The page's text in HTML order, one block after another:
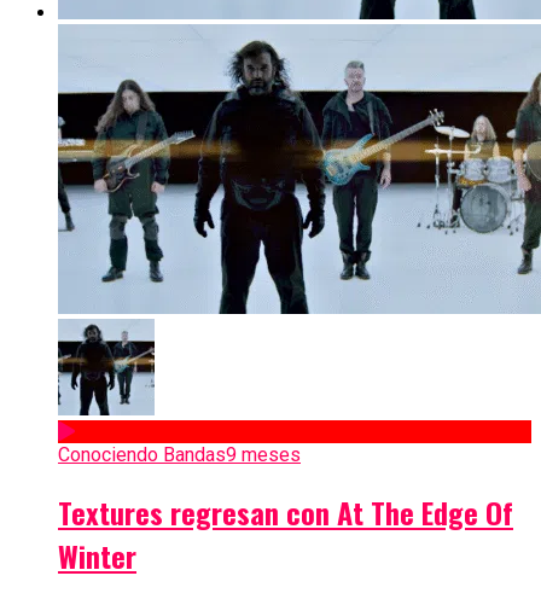
Conociendo Bandas9 meses
Textures regresan con At The Edge Of
Winter